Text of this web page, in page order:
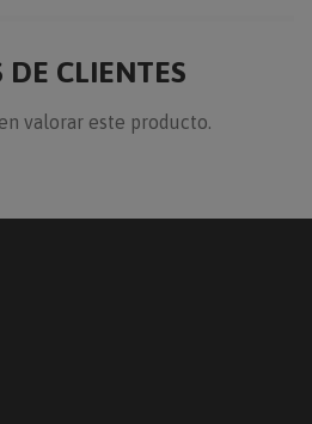
DE CLIENTES
valorar este producto.